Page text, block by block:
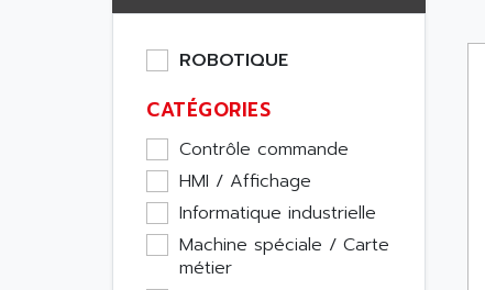
ROBOTIQUE
CATÉGORIES
Contrôle commande
HMI / Affichage
Informatique industrielle
Machine spéciale / Carte
métier